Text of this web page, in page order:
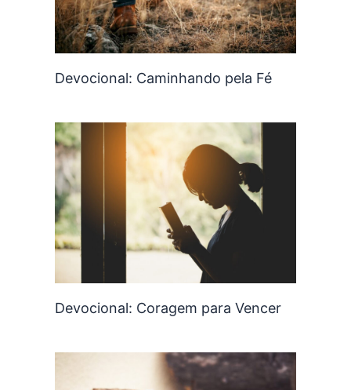
Devocional: Caminhando pela Fé
Devocional: Coragem para Vencer